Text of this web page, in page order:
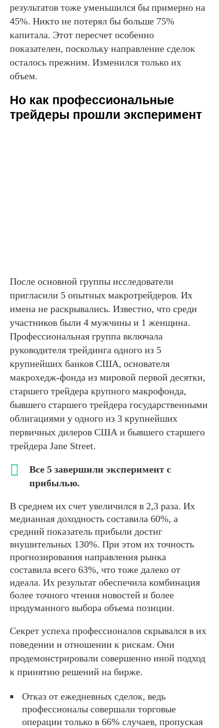
результатов тоже уменьшился бы примерно на
45%. Никто не потерял бы больше 75%
капитала. Этот пересчет особенно
показателен, поскольку направление сделок
осталось прежним. Изменился только их
объем.
Но как профессиональные
трейдеры прошли эксперимент
После основной группы исследователи
пригласили 5 опытных макротрейдеров. Их
имена не раскрывались. Известно, что среди
участников были 4 мужчины и 1 женщина.
Профессиональная группа включала
руководителя трейдинга одного из 5
крупнейших банков США, основателя
макрохедж-фонда из мировой первой десятки,
старшего трейдера крупного макрофонда,
бывшего старшего трейдера государственными
облигациями у одного из 3 крупнейших
первичных дилеров США и бывшего старшего
трейдера Jane Street.
Все 5 завершили эксперимент с
прибылью.
В среднем их счет увеличился в 2,3 раза. Их
медианная доходность составила 60%, а
средний показатель прибыли достиг
внушительных 130%. При этом их точность
прогнозирования направления рынка
составила всего 63%, что тоже далеко от
идеала. Их результат обеспечила комбинация
более точного чтения новостей и более
продуманного выбора объема позиции.
Секрет успеха профессионалов скрывался в их
поведении и отношении к рискам. Они
продемонстрировали совершенно иной подход
к принятию решений на бирже.
Отказ от ежедневных сделок, ведь
профессионалы совершали торговые
операции только в 66% случаев, пропуская